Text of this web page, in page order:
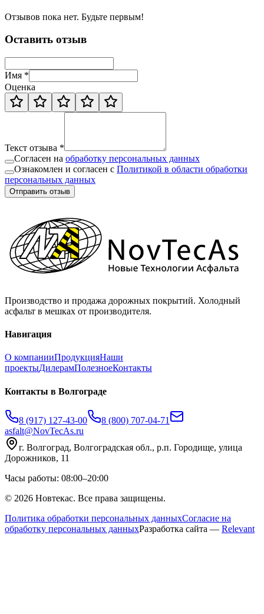
Отзывов пока нет. Будьте первым!
Оставить отзыв
Имя *
Оценка
Текст отзыва *
Согласен на обработку персональных данных
Ознакомлен и согласен с Политикой в области обработки
персональных данных
Отправить отзыв
Производство и продажа дорожных покрытий. Холодный
асфальт в мешках от производителя.
Навигация
О компанииПродукцияНаши
проектыДилерамПолезноеКонтакты
Контакты в Волгограде
8 (917) 127-43-00
8 (800) 707-04-71
asfalt@NovTecAs.ru
г. Волгоград, Волгоградская обл., р.п. Городище, улица
Дорожников, 11
Часы работы: 08:00–20:00
© 2026 Новтекас. Все права защищены.
Политика обработки персональных данныхСогласие на
обработку персональных данныхРазработка сайта — Relevant